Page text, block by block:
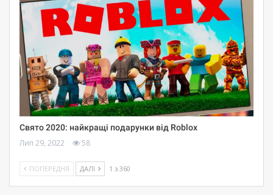
Свято 2020: найкращі подарунки від Roblox
Лип 29, 2022 58
ПОПЕРЕДНЯ ДАЛІ 1 з 360